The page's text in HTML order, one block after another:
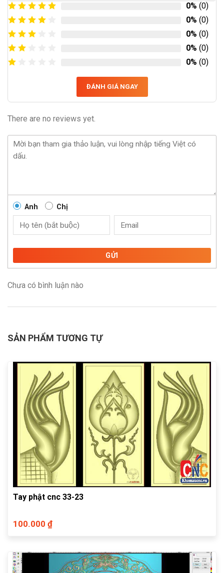
0% (0)
0% (0)
0% (0)
0% (0)
0% (0)
ĐÁNH GIÁ NGAY
There are no reviews yet.
Anh Chị
GỬI
Chưa có bình luận nào
SẢN PHẨM TƯƠNG TỰ
Tay phật cnc 33-23
100.000 ₫